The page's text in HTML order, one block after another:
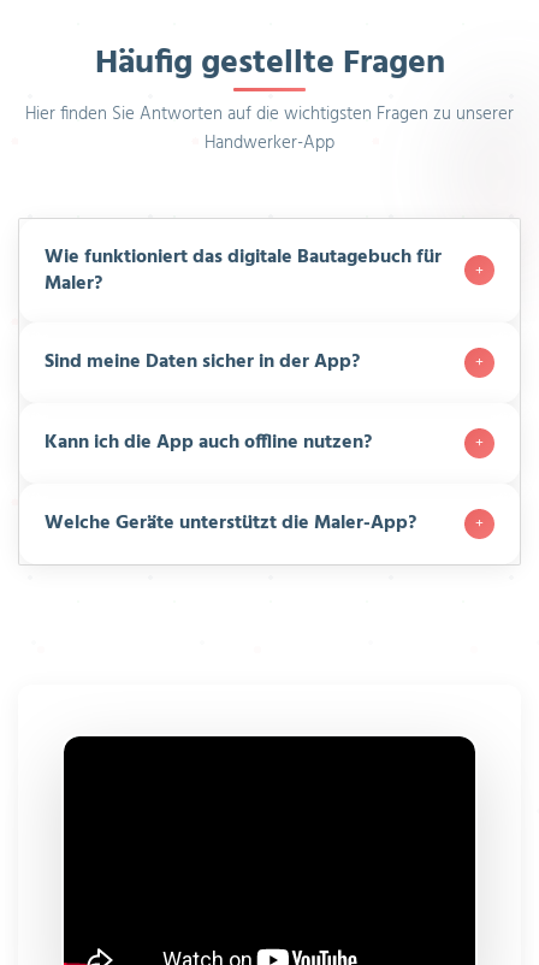
Häufig gestellte Fragen
Hier finden Sie Antworten auf die wichtigsten Fragen zu unserer
Handwerker-App
Wie funktioniert das digitale Bautagebuch für
Maler?
Sind meine Daten sicher in der App?
Kann ich die App auch offline nutzen?
Welche Geräte unterstützt die Maler-App?